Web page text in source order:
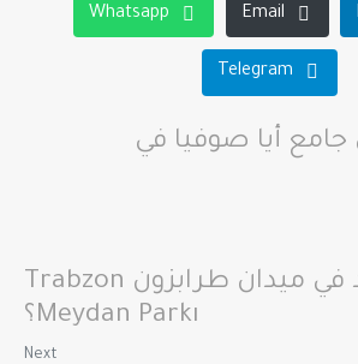
Email
Whatsapp
Telegram
أيا صوفيا في
ماذا نجد في ميدان طرابزون Trabzon
Meydan Parkı؟
Next